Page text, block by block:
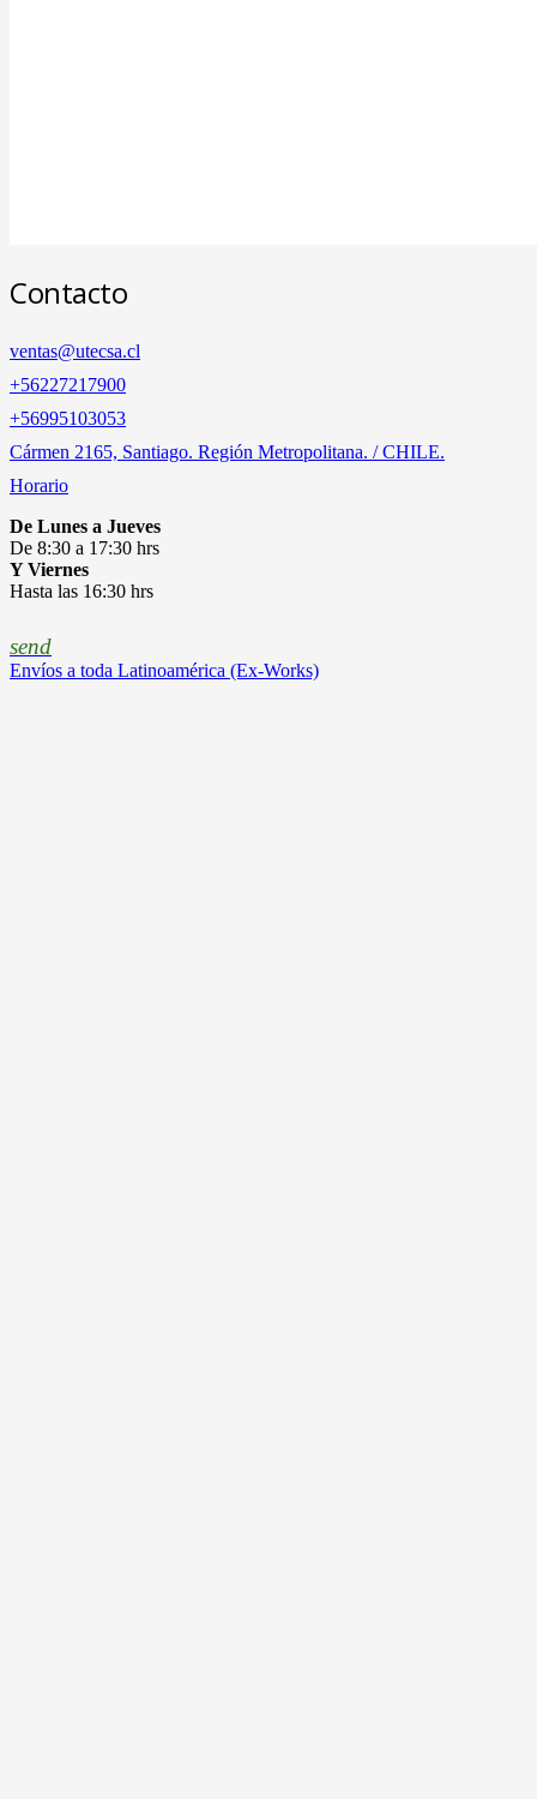
Contacto
ventas@utecsa.cl
+56227217900
‎+56995103053
Cármen 2165, Santiago. Región Metropolitana. / CHILE.
Horario
De Lunes a Jueves
De 8:30 a 17:30 hrs
Y Viernes
Hasta las 16:30 hrs
send
Envíos a toda Latinoamérica (Ex-Works)